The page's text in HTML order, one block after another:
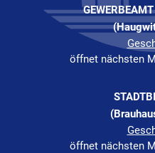
Klicken, um weitere
öffnet nächsten
Klicken, um weitere
öffnet nächsten